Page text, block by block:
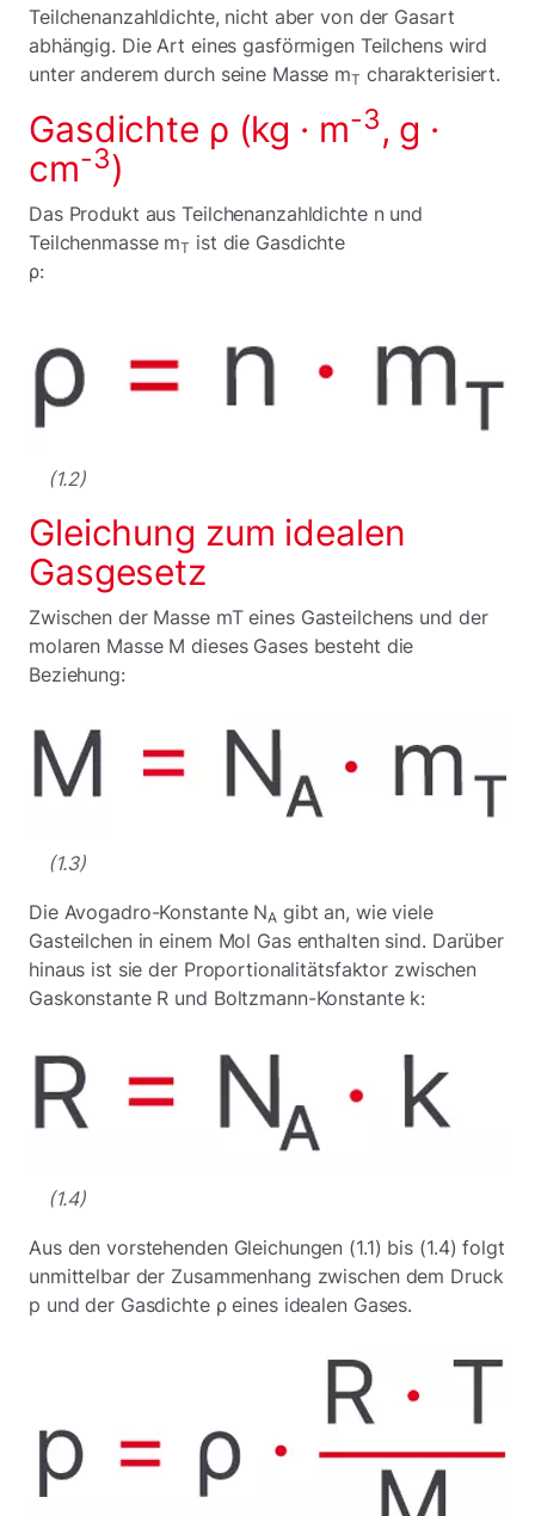
Teilchenanzahldichte, nicht aber von der Gasart
abhängig. Die Art eines gasförmigen Teilchens wird
unter anderem durch seine Masse mT charakterisiert.
Gasdichte ρ (kg · m-3, g ·
cm-3)
Das Produkt aus Teilchenanzahldichte n und
Teilchenmasse mT ist die Gasdichte
ρ:
(1.2)
Gleichung zum idealen
Gasgesetz
Zwischen der Masse mT eines Gasteilchens und der
molaren Masse M dieses Gases besteht die
Beziehung:
(1.3)
Die Avogadro-Konstante NA gibt an, wie viele
Gasteilchen in einem Mol Gas enthalten sind. Darüber
hinaus ist sie der Proportionalitätsfaktor zwischen
Gaskonstante R und Boltzmann-Konstante k:
(1.4)
Aus den vorstehenden Gleichungen (1.1) bis (1.4) folgt
unmittelbar der Zusammenhang zwischen dem Druck
p und der Gasdichte ρ eines idealen Gases.